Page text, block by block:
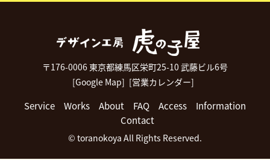
〒176-0006 東京都練馬区栄町25-10 武藤ビル6号
[Google Map] [営業カレンダー]
Service Works About FAQ Access
Information
Contact
© toranokoya All Rights Reserved.